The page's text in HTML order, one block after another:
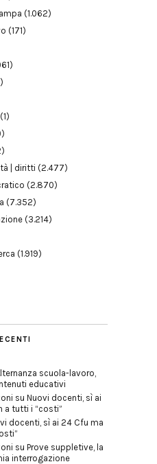
(1.062)
(171)
(1)
| diritti (2.477)
(2.870)
(7.352)
(3.214)
(1.919)
scuola-lavoro,
educativi
su Nuovi docenti, sì ai
a tutti i “costi”
docenti, sì ai 24 Cfu ma
su Prove suppletive, la
interrogazione